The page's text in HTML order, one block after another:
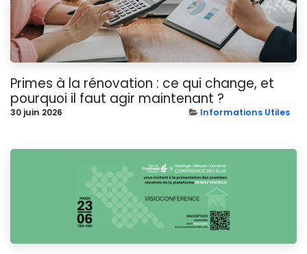
Primes à la rénovation : ce qui change, et
pourquoi il faut agir maintenant ?
30 juin 2026 Informations Utiles